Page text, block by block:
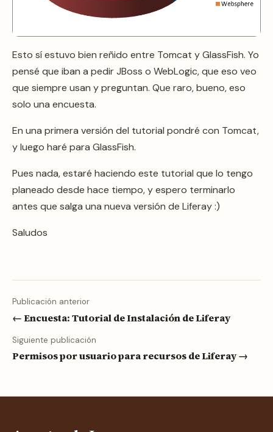
Esto sí estuvo bien reñido entre Tomcat y GlassFish. Yo
pensé que iban a pedir JBoss o WebLogic, que eso veo
que siempre usan y preguntan. Que raro, bueno, eso
solo una encuesta.
En una primera versión del tutorial pondré con Tomcat,
y luego haré para GlassFish.
Pues nada, estaré haciendo este tutorial que lo tengo
planeado desde hace tiempo, y espero terminarlo
antes que salga una nueva versión de Liferay :)
Saludos
Publicación anterior
← Encuesta: Tutorial de Instalación de Liferay
Siguiente publicación
Permisos por usuario para recursos de Liferay →